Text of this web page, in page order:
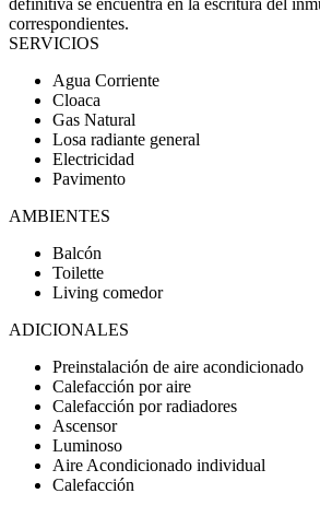
definitiva se encuentra en la escritura del
correspondientes.
SERVICIOS
Agua Corriente
Cloaca
Gas Natural
Losa radiante general
Electricidad
Pavimento
AMBIENTES
Balcón
Toilette
Living comedor
ADICIONALES
Preinstalación de aire acondicionado
Calefacción por aire
Calefacción por radiadores
Ascensor
Luminoso
Aire Acondicionado individual
Calefacción